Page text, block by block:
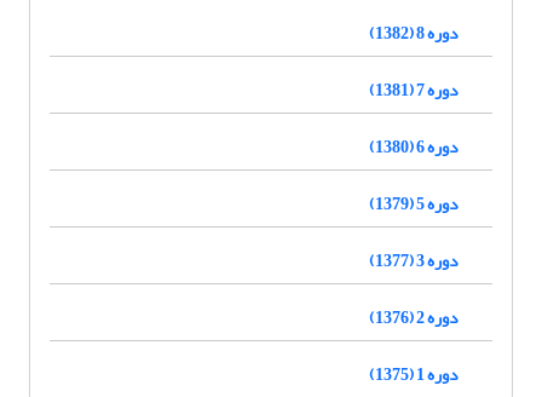
دوره 8 (1382)
دوره 7 (1381)
دوره 6 (1380)
دوره 5 (1379)
دوره 3 (1377)
دوره 2 (1376)
دوره 1 (1375)